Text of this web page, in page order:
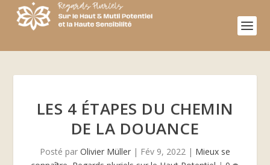
LES 4 ÉTAPES DU CHEMIN
DE LA DOUANCE
Posté par Olivier Müller | Fév 9, 2022 | Mieux se